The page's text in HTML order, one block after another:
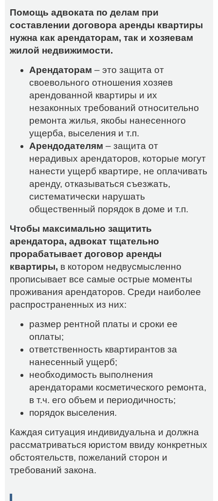
Помощь адвоката по делам при
составлении договора аренды квартиры
нужна как арендаторам, так и хозяевам
жилой недвижимости.
Арендаторам – это защита от
своевольного отношения хозяев
арендованной квартиры и их
незаконных требований относительно
ремонта жилья, якобы нанесенного
ущерба, выселения и т.п.
Арендодателям – защита от
нерадивых арендаторов, которые могут
нанести ущерб квартире, не оплачивать
аренду, отказываться съезжать,
систематически нарушать
общественный порядок в доме и т.п.
Чтобы максимально защитить
арендатора, адвокат тщательно
прорабатывает договор аренды
квартиры, в котором недвусмысленно
прописывает все самые острые моменты
проживания арендаторов. Среди наиболее
распространенных из них:
размер рентной платы и сроки ее
оплаты;
ответственность квартирантов за
нанесенный ущерб;
необходимость выполнения
арендаторами косметического ремонта,
в т.ч. его объем и периодичность;
порядок выселения.
Каждая ситуация индивидуальна и должна
рассматриваться юристом ввиду конкретных
обстоятельств, пожеланий сторон и
требований закона.